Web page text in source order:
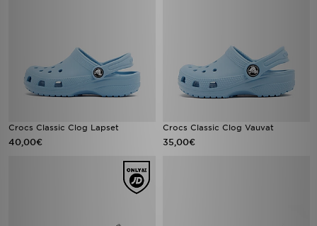
Crocs Classic Clog Lapset
40,00€
Crocs Classic Clog Vauvat
35,00€